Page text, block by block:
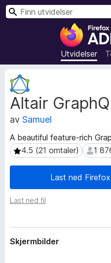
Utvidelser
S
Altair
av Samuel
A beautiful feature-rich
4.5 (21 omtaler)
4.5 (21 omtaler) 1 876
1
Last ned
Last ned fil
M
e
t
a
d
t
a
t
e
Skjermbilder